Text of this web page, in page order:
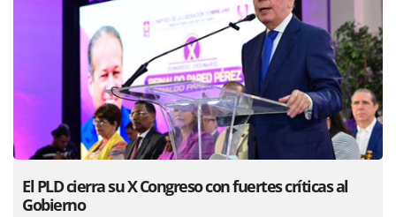
El PLD cierra su X Congreso con fuertes críticas al
Gobierno